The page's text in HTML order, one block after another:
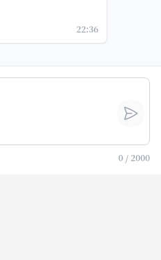
22:36
0 / 2000